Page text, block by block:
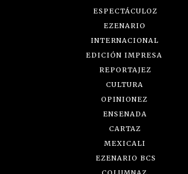
ESPECTÁCULOZ
EZENARIO
INTERNACIONAL
EDICIÓN IMPRESA
REPORTAJEZ
CULTURA
OPINIONEZ
ENSENADA
CARTAZ
MEXICALI
EZENARIO BCS